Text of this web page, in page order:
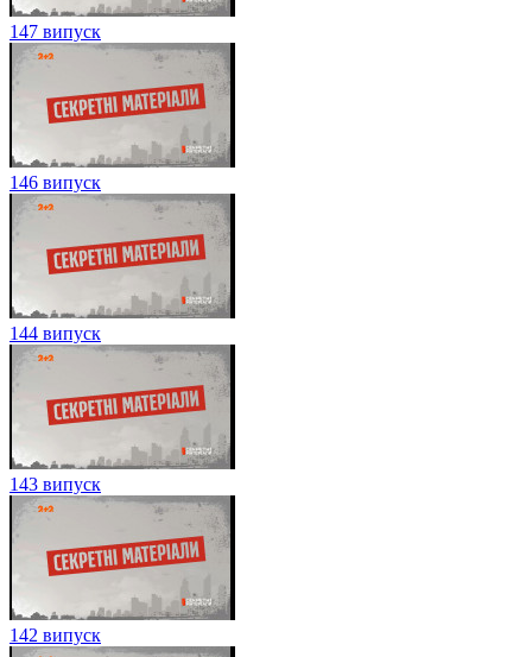
147 випуск
146 випуск
144 випуск
143 випуск
142 випуск